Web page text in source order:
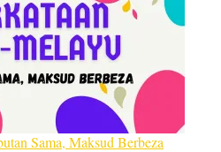
Sama, Maksud Berbeza